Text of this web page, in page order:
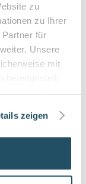
zu
zu Ihrer
für
Unsere
mit
zeigen
sich
Fußpflege
wie